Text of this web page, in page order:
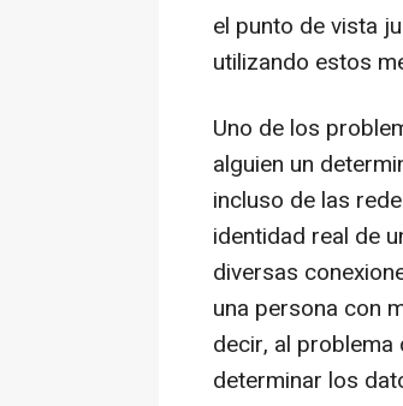
el punto de vista
utilizando estos
Uno de los
alguien un
incluso de las
identidad real de
diversas
una persona con
decir, al problema
determinar los